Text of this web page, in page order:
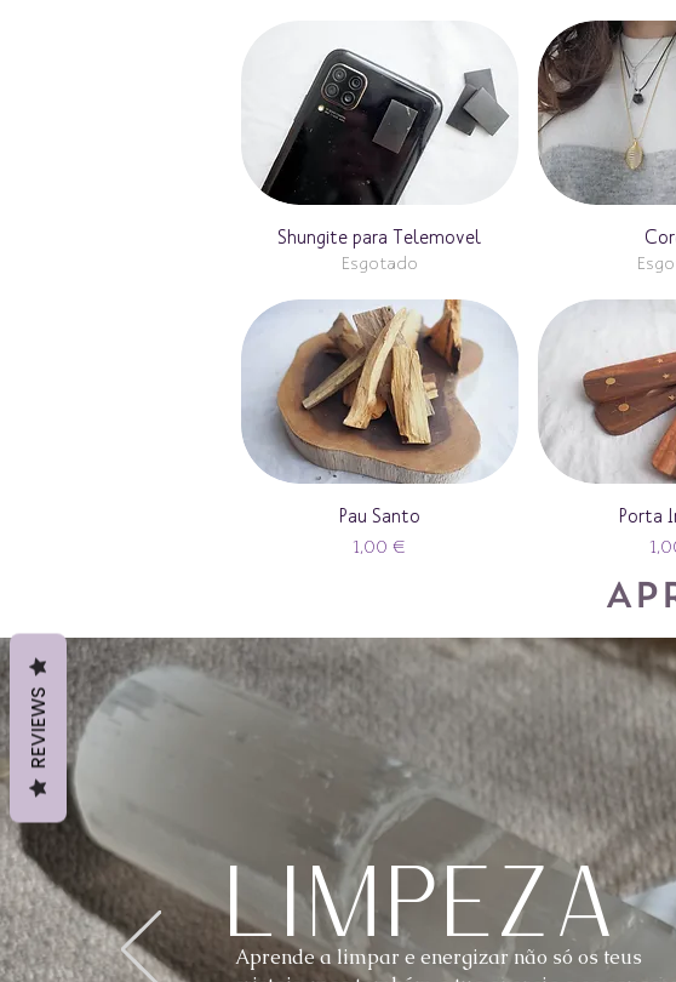
Shungite para Telemovel
Esgotado
Pau Santo
Preço
1,00 €
Porta
Limpeza
Aprende a limpar e energizar não só os teus
REVIEWS